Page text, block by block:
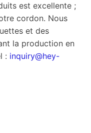
est excellente ;
cordon. Nous
et des
la production en
: inquiry@hey-